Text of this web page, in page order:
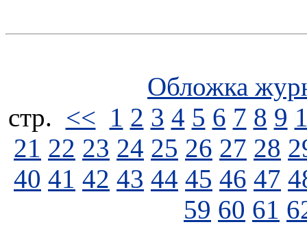
Обложка
стp. << 1 2 3 4 5 6 7 8 9
21 22 23 24 25 26 27 28
40 41 42 43 44 45 46 47
59 60 61